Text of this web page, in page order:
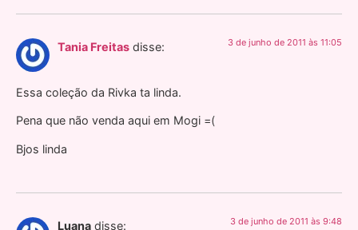
Tania Freitas disse: 3 de junho de 2011 às 11:05
Essa coleção da Rivka ta linda.
Pena que não venda aqui em Mogi =(
Bjos linda
Luana disse: 3 de junho de 2011 às 9:48